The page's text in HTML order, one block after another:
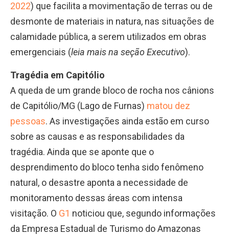
2022) que facilita a movimentação de terras ou de
desmonte de materiais in natura, nas situações de
calamidade pública, a serem utilizados em obras
emergenciais (leia mais na seção Executivo).
Tragédia em Capitólio
A queda de um grande bloco de rocha nos cânions
de Capitólio/MG (Lago de Furnas) matou dez
pessoas. As investigações ainda estão em curso
sobre as causas e as responsabilidades da
tragédia. Ainda que se aponte que o
desprendimento do bloco tenha sido fenômeno
natural, o desastre aponta a necessidade de
monitoramento dessas áreas com intensa
visitação. O G1 noticiou que, segundo informações
da Empresa Estadual de Turismo do Amazonas